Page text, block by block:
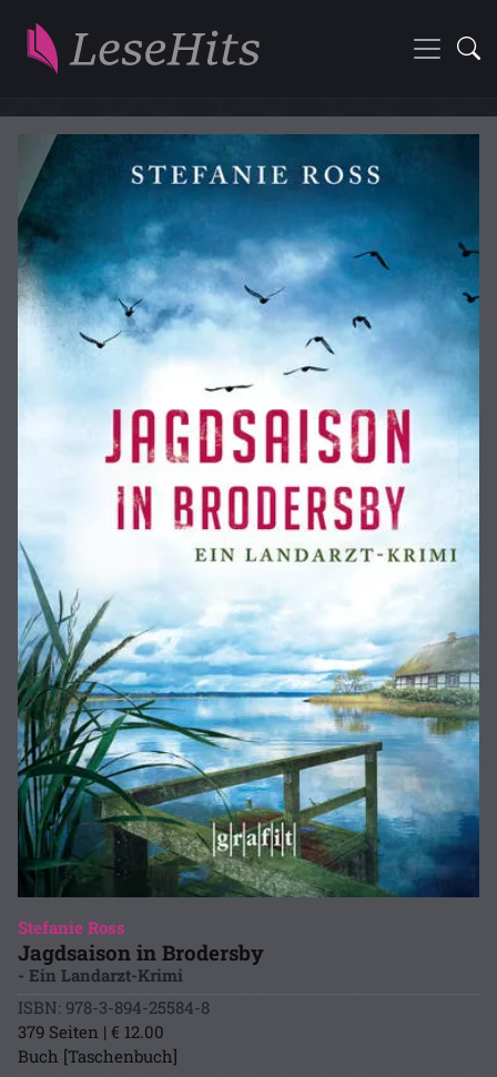
Stefanie Ross
Jagdsaison in Brodersby
- Ein Landarzt-Krimi
ISBN: 978-3-894-25584-8
379 Seiten | € 12.00
Buch [Taschenbuch]